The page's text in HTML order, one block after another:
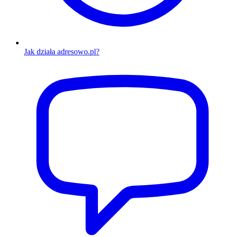
Jak działa adresowo.pl?